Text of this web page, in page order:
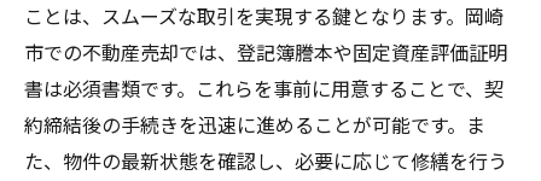
ことは、スムーズな取引を実現する鍵となります。岡崎
市での不動産売却では、登記簿謄本や固定資産評価証明
書は必須書類です。これらを事前に用意することで、契
約締結後の手続きを迅速に進めることが可能です。ま
た、物件の最新状態を確認し、必要に応じて修繕を行う